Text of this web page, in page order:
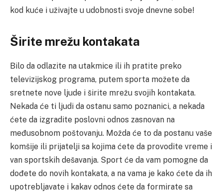
kod kuće i uživajte u udobnosti svoje dnevne sobe!
Širite mrežu kontakata
Bilo da odlazite na utakmice ili ih pratite preko
televizijskog programa, putem sporta možete da
sretnete nove ljude i širite mrežu svojih kontakata.
Nekada će ti ljudi da ostanu samo poznanici, a nekada
ćete da izgradite poslovni odnos zasnovan na
međusobnom poštovanju. Možda će to da postanu vaše
komšije ili prijatelji sa kojima ćete da provodite vreme i
van sportskih dešavanja. Sport će da vam pomogne da
dođete do novih kontakata, a na vama je kako ćete da ih
upotrebljavate i kakav odnos ćete da formirate sa